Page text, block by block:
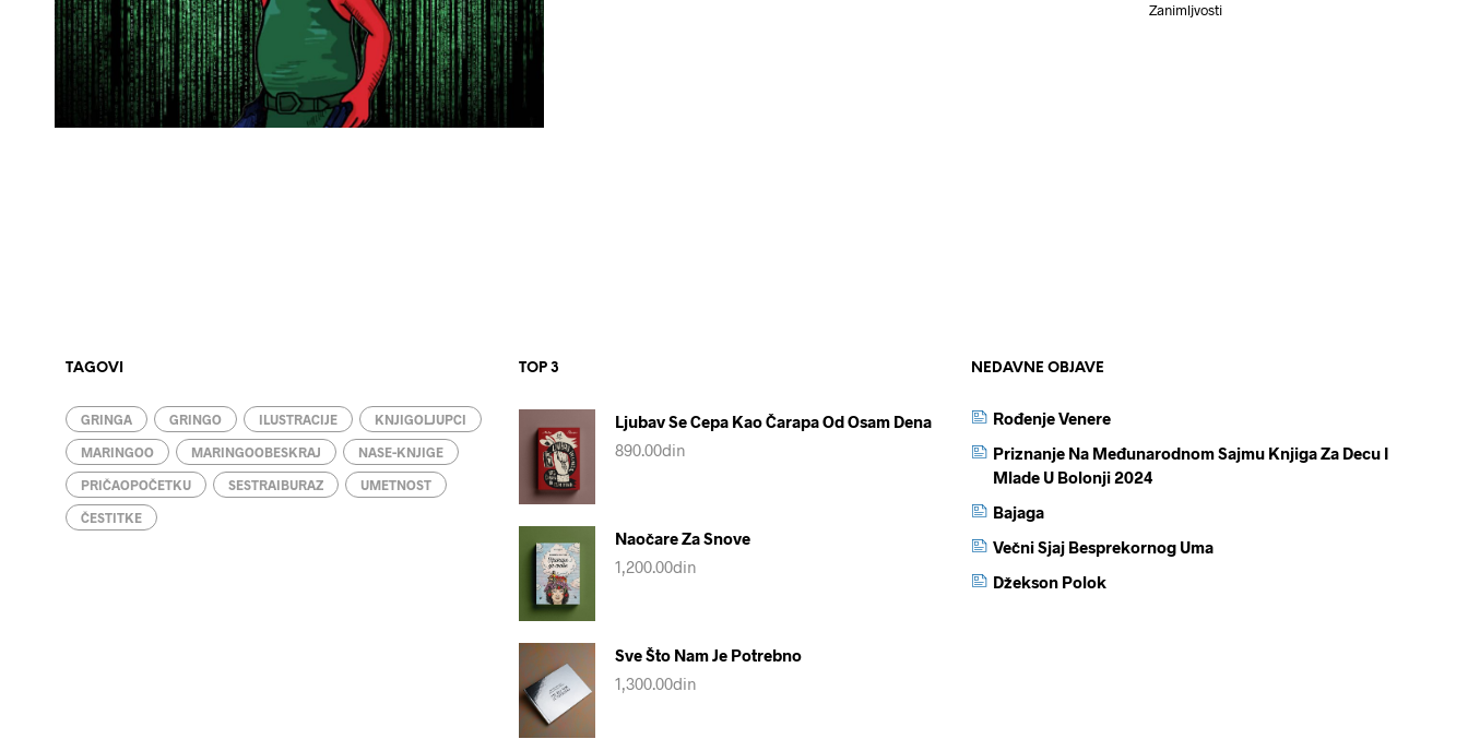
Zanimljvosti
TAGOVI
GRINGA GRINGO ILUSTRACIJE KNJIGOLJUPCI
MARINGOO MARINGOOBESKRAJ NASE-KNJIGE
PRIČAOPOČETKU SESTRAIBURAZ UMETNOST
ČESTITKE
TOP 3
Ljubav Se Cepa Kao Čarapa Od Osam Dena
890.00din
Naočare Za Snove
1,200.00din
Sve Što Nam Je Potrebno
1,300.00din
NEDAVNE OBJAVE
Rođenje Venere
Priznanje Na Međunarodnom Sajmu Knjiga Za Decu I
Mlade U Bolonji 2024
Bajaga
Večni Sjaj Besprekornog Uma
Džekson Polok